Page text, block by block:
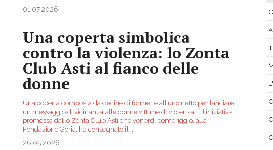
01.07.2026
Una coperta simbolica
contro la violenza: lo Zonta
Club Asti al fianco delle
donne
Una coperta composta da decine di formelle all’uncinetto per lanciare
un messaggio di vicinanza alle donne vittime di violenza. È l’iniziativa
promossa dallo Zonta Club Asti che venerdì pomeriggio, alla
Fondazione Goria, ha consegnato il
26.05.2026